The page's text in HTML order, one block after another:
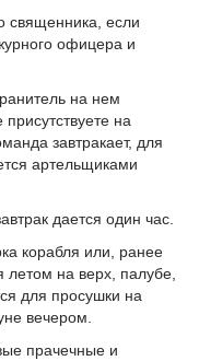
священника, если
офицера и
на нем
на
завтракает, для
артельщиками
дается один час.
корабля или, ранее
на верх, палубе,
для просушки на
вечером.
прачечные и